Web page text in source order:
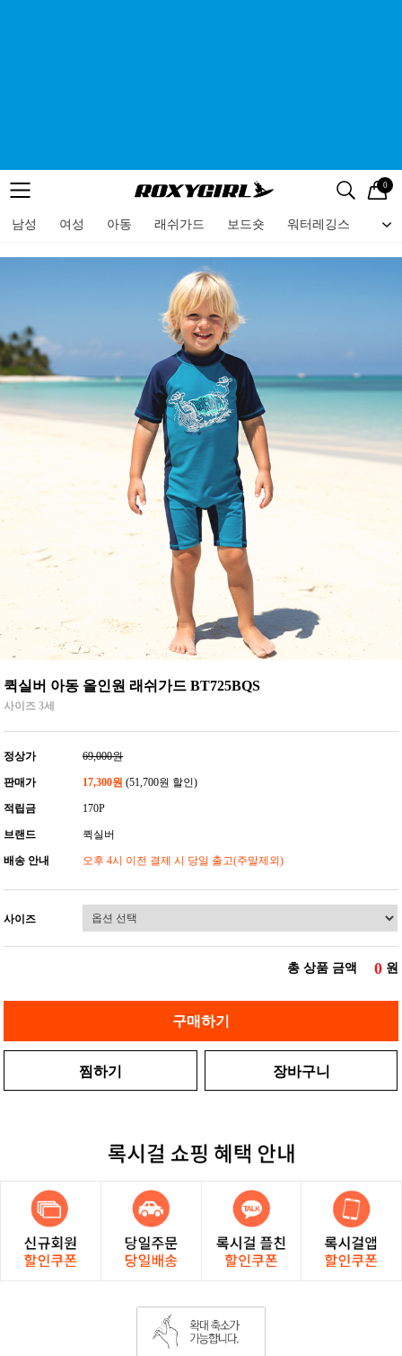
메뉴 검색
로고 0
남성 여성 아동 래쉬가드 보드숏 워터레깅스 비
메뉴
퀵실버 아동 올인원 래쉬가드 BT725BQS
사이즈 3세
정상가 69,000원
판매가 17,300원 (51,700원 할인)
적립금 170P
브랜드 퀵실버
배송 안내 오후 4시 이전 결제 시 당일 출고(주말제외)
사이즈
총 상품 금액 0 원
구매하기
찜하기 장바구니